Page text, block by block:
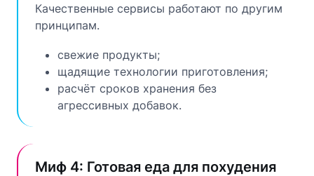
Качественные сервисы работают по другим
принципам.
свежие продукты;
щадящие технологии приготовления;
расчёт сроков хранения без
агрессивных добавок.
Миф 4: Готовая еда для похудения